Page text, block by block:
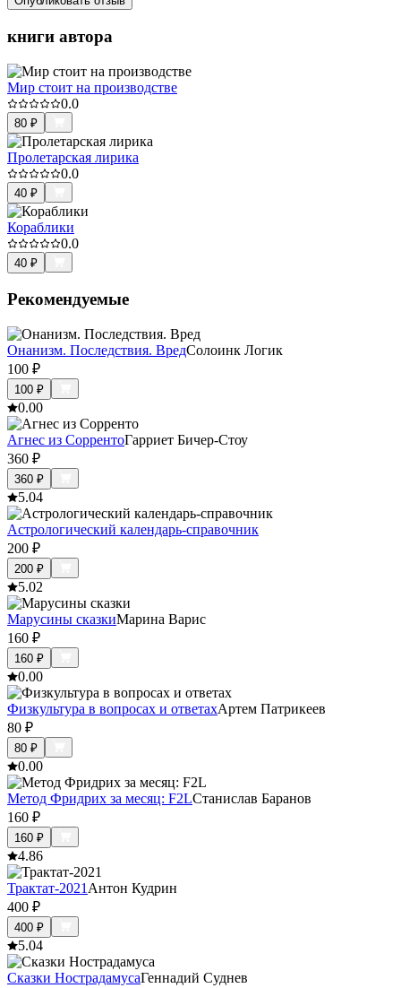
книги автора
Мир стоит на производстве
0.0
80 ₽
Пролетарская лирика
0.0
40 ₽
Кораблики
0.0
40 ₽
Рекомендуемые
Онанизм. Последствия. ВредСолоинк Логик
100 ₽
100 ₽
0.00
Агнес из СоррентоГарриет Бичер-Стоу
360 ₽
360 ₽
5.04
Астрологический календарь-справочник
200 ₽
200 ₽
5.02
Марусины сказкиМарина Варис
160 ₽
160 ₽
0.00
Физкультура в вопросах и ответахАртем Патрикеев
80 ₽
80 ₽
0.00
Метод Фридрих за месяц: F2LСтанислав Баранов
160 ₽
160 ₽
4.86
Трактат-2021 Антон Кудрин
400 ₽
400 ₽
5.04
Сказки НострадамусаГеннадий Суднев